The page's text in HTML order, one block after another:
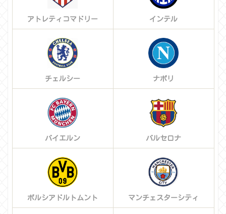
アトレティコマドリー インテル
チェルシー ナポリ
バイエルン バルセロナ
ボルシアドルトムント マンチェスターシティ